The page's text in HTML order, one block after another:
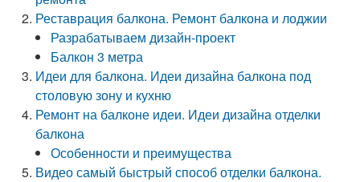
Реставрация балкона. Ремонт балкона и лоджии
Разрабатываем дизайн-проект
Балкон 3 метра
Идеи для балкона. Идеи дизайна балкона под
столовую зону и кухню
Ремонт на балконе идеи. Идеи дизайна отделки
балкона
Особенности и преимущества
Видео самый быстрый способ отделки балкона.